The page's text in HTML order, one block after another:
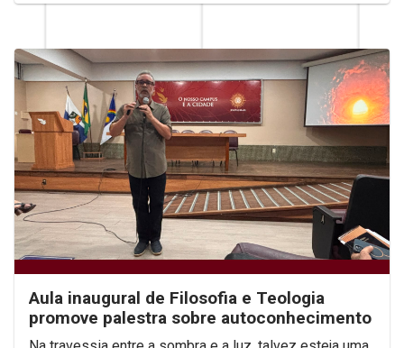
Aula inaugural de Filosofia e Teologia
promove palestra sobre autoconhecimento